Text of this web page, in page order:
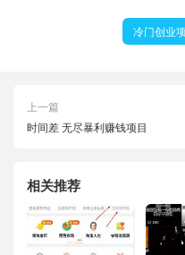
冷门创业
上一篇
时间差 无尽暴利赚钱项目
相关推荐